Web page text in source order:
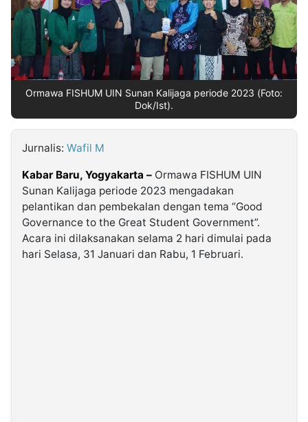
Follow
Kabarbaru
Kabarbaru.co
2026
Ormawa FISHUM UIN Sunan Kalijaga periode 2023 (Foto:
Dok/Ist).
Jurnalis: Wafil M
Kabar Baru, Yogyakarta – Ormawa FISHUM UIN
Sunan Kalijaga periode 2023 mengadakan
pelantikan dan pembekalan dengan tema “Good
Governance to the Great Student Government”.
Acara ini dilaksanakan selama 2 hari dimulai pada
hari Selasa, 31 Januari dan Rabu, 1 Februari.